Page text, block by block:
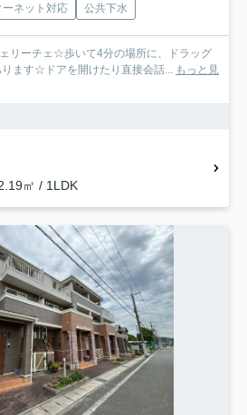
ーネット対応 公共下水
リーチェ☆歩いて4分の場所に、ドラッグ
ます☆ドアを開けたり直接会話... もっと見
㎡ / 1LDK